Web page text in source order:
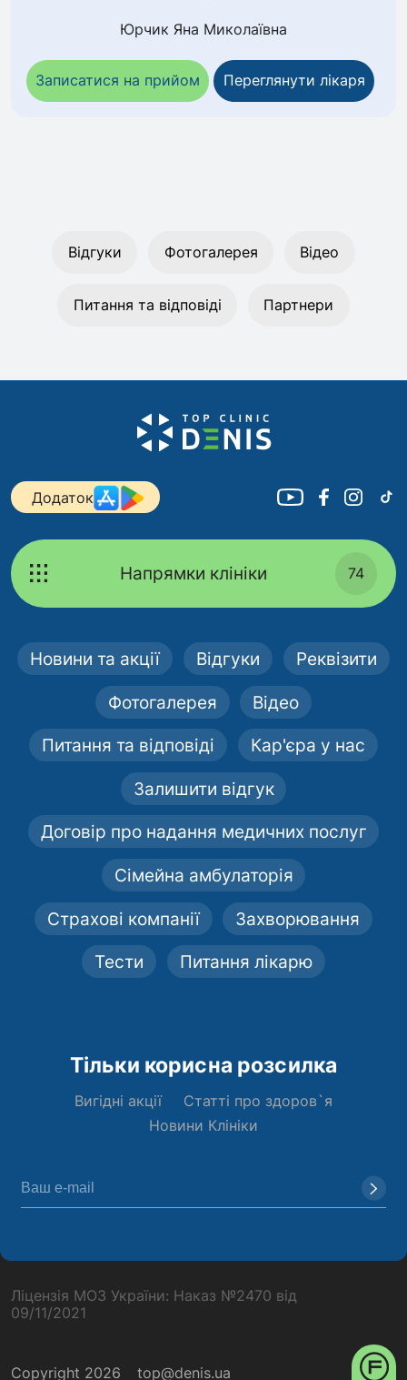
Юрчик Яна Миколаївна
Записатися на прийом Переглянути лікаря
Відгуки Фотогалерея Відео
Питання та відповіді Партнери
Додаток
Напрямки клініки 74
Новини та акції Відгуки Реквізити
Фотогалерея Відео
Питання та відповіді Кар'єра у нас
Залишити відгук
Договір про надання медичних послуг
Сімейна амбулаторія
Страхові компанії Захворювання
Тести Питання лікарю
Тільки корисна розсилка
Вигідні акції
Статті про здоров`я
Новини Клініки
Copyright 2026 top@denis.ua
Ліцензія МОЗ України: Наказ №2470 від
09/11/2021